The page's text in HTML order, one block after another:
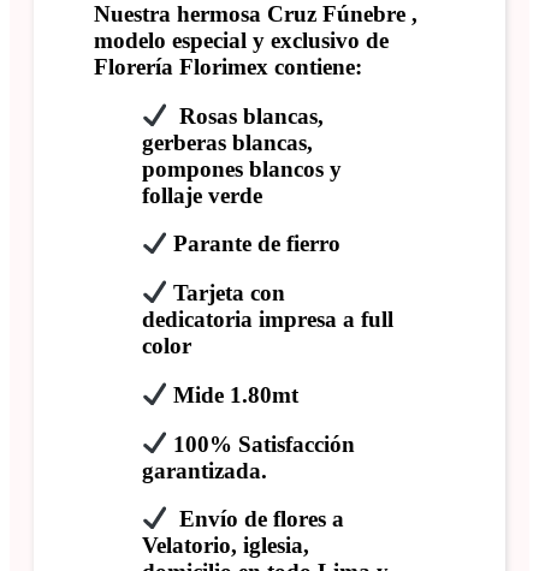
Nuestra hermosa Cruz Fúnebre ,
modelo especial y exclusivo de
Florería Florimex contiene:
Rosas blancas,
gerberas blancas,
pompones blancos y
follaje verde
Parante de fierro
Tarjeta con
dedicatoria impresa a full
color
Mide 1.80mt
100% Satisfacción
garantizada.
Envío de flores a
Velatorio, iglesia,